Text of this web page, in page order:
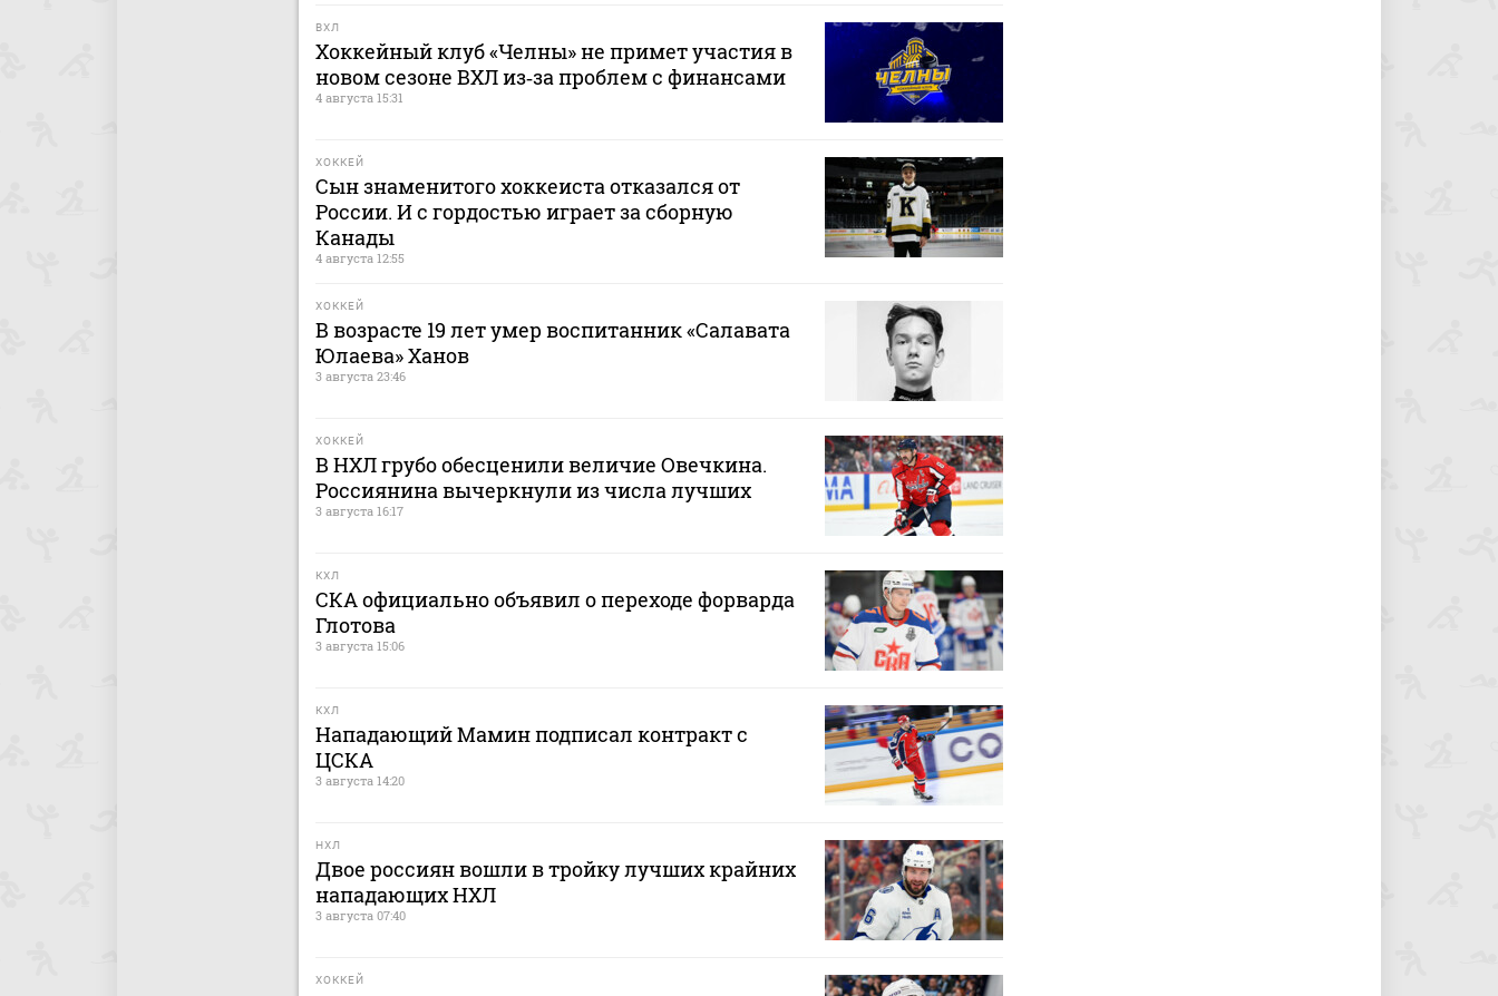
ВХЛ
Хоккейный клуб «Челны» не примет участия в
новом сезоне ВХЛ из‑за проблем с финансами
4 августа 15:31
ХОККЕЙ
Сын знаменитого хоккеиста отказался от
России. И с гордостью играет за сборную
Канады
4 августа 12:55
ХОККЕЙ
В возрасте 19 лет умер воспитанник «Салавата
Юлаева» Ханов
3 августа 23:46
ХОККЕЙ
В НХЛ грубо обесценили величие Овечкина.
Россиянина вычеркнули из числа лучших
3 августа 16:17
КХЛ
СКА официально объявил о переходе форварда
Глотова
3 августа 15:06
КХЛ
Нападающий Мамин подписал контракт с
ЦСКА
3 августа 14:20
НХЛ
Двое россиян вошли в тройку лучших крайних
нападающих НХЛ
3 августа 07:40
ХОККЕЙ